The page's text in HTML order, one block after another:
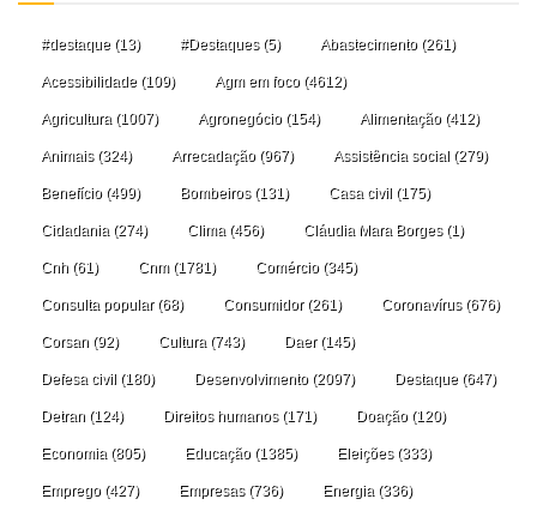
#destaque (13) #Destaques(5) Abastecimento(261)
Acessibilidade (109) Agm em foco(4612)
Agricultura (1007) Agronegócio(154) Alimentação(412)
Animais(324) Arrecadação(967) Assistência social (279)
Benefício(499) Bombeiros(131) Casa civil (175)
Cidadania (274) Clima (456) Cláudia Mara Borges(1)
Cnh (61) Cnm(1781) Comércio(345)
Consulta popular(68) Consumidor(261) Coronavírus(676)
Corsan (92) Cultura (743) Daer(145)
Defesa civil (180) Desenvolvimento(2097) Destaque (647)
Detran (124) Direitos humanos(171) Doação(120)
Economia (805) Educação(1385) Eleições(333)
Emprego(427) Empresas(736) Energia (336)